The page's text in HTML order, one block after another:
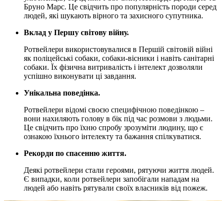
Бруно Марс. Це свідчить про популярність породи серед
людей, які шукають вірного та захисного супутника.
Вклад у Першу світову війну.
Ротвейлери використовувалися в Першій світовій війні
як поліцейські собаки, собаки-вісники і навіть санітарні
собаки. Їх фізична витривалість і інтелект дозволяли
успішно виконувати ці завдання.
Унікальна поведінка.
Ротвейлери відомі своєю специфічною поведінкою –
вони нахиляють голову в бік під час розмови з людьми.
Це свідчить про їхню спробу зрозуміти людину, що є
ознакою їхнього інтелекту та бажання спілкуватися.
Рекорди по спасенню життя.
Деякі ротвейлери стали героями, рятуючи життя людей.
Є випадки, коли ротвейлери запобігали нападам на
людей або навіть рятували своїх власників від пожеж.